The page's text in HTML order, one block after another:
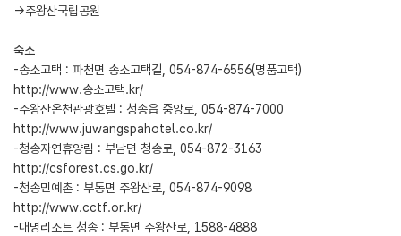
→주왕산국립공원
숙소
-송소고택 : 파천면 송소고택길, 054-874-6556(명품고택)
http://www.송소고택.kr/
-주왕산온천관광호텔 : 청송읍 중앙로, 054-874-7000
http://www.juwangspahotel.co.kr/
-청송자연휴양림 : 부남면 청송로, 054-872-3163
http://csforest.cs.go.kr/
-청송민예촌 : 부동면 주왕산로, 054-874-9098
http://www.cctf.or.kr/
-대명리조트 청송 : 부동면 주왕산로, 1588-4888